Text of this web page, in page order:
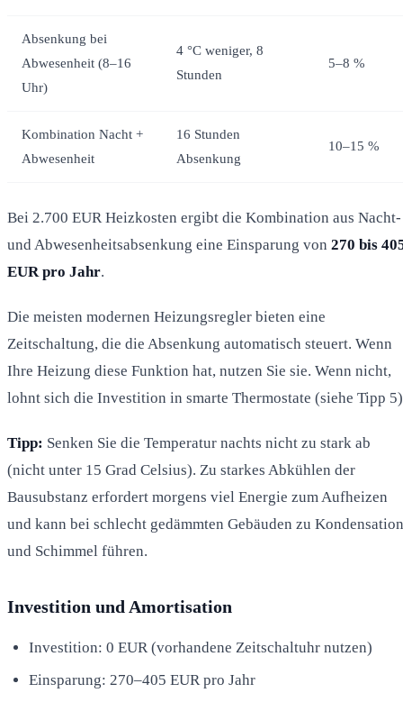
Absenkung bei
Abwesenheit (8–16
Uhr)
4 °C weniger, 8
Stunden
5–8 %
Kombination Nacht +
Abwesenheit
16 Stunden
Absenkung
10–15 %
Bei 2.700 EUR Heizkosten ergibt die Kombination aus Nacht-
und Abwesenheitsabsenkung eine Einsparung von 270 bis
EUR pro Jahr.
Die meisten modernen Heizungsregler bieten eine
Zeitschaltung, die die Absenkung automatisch steuert. Wenn
Ihre Heizung diese Funktion hat, nutzen Sie sie. Wenn nicht,
lohnt sich die Investition in smarte Thermostate (siehe Tipp
Tipp: Senken Sie die Temperatur nachts nicht zu stark ab
(nicht unter 15 Grad Celsius). Zu starkes Abkühlen der
Bausubstanz erfordert morgens viel Energie zum Aufheizen
und kann bei schlecht gedämmten Gebäuden zu Kondensation
und Schimmel führen.
Investition und Amortisation
Investition: 0 EUR (vorhandene Zeitschaltuhr nutzen)
Einsparung: 270–405 EUR pro Jahr